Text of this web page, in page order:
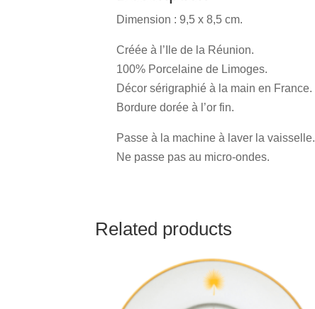
Dimension : 9,5 x 8,5 cm.
Créée à l’Ile de la Réunion.
100% Porcelaine de Limoges.
Décor sérigraphié à la main en France.
Bordure dorée à l’or fin.
Passe à la machine à laver la vaisselle.
Ne passe pas au micro-ondes.
Related products